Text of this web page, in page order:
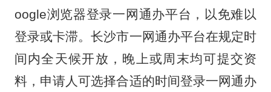
oogle浏览器登录一网通办平台，以免难以
登录或卡滞。长沙市一网通办平台在规定时
间内全天候开放，晚上或周末均可提交资
料，申请人可选择合适的时间登录一网通办